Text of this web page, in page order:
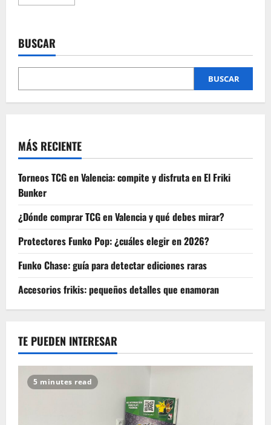
más
perfectas
ir
Disney
BUSCAR
BUSCAR
MÁS RECIENTE
Torneos TCG en Valencia: compite y disfruta en El Friki
Bunker
¿Dónde comprar TCG en Valencia y qué debes mirar?
Protectores Funko Pop: ¿cuáles elegir en 2026?
Funko Chase: guía para detectar ediciones raras
Accesorios frikis: pequeños detalles que enamoran
TE PUEDEN INTERESAR
5 minutes read